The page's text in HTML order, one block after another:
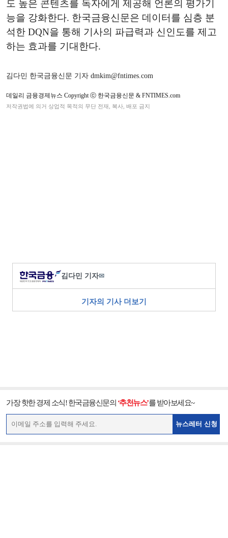
도 높은 콘텐츠를 독자에게 제공해 언론의 평가기
능을 강화한다. 한국금융신문은 데이터를 심층 분
석한 DQN을 통해 기사의 파급력과 신인도를 제고
하는 효과를 기대한다.
김다민 한국금융신문 기자 dmkim@fntimes.com
데일리 금융경제뉴스 Copyright ⓒ 한국금융신문 & FNTIMES.com
저작권법에 의거 상업적 목적의 무단 전재, 복사, 배포 금지
김다민 기자✉
기자의 기사 더보기
가장 핫한 경제 소식! 한국금융신문의 ‘추천뉴스’를 받아보세요~
뉴스레터 신청